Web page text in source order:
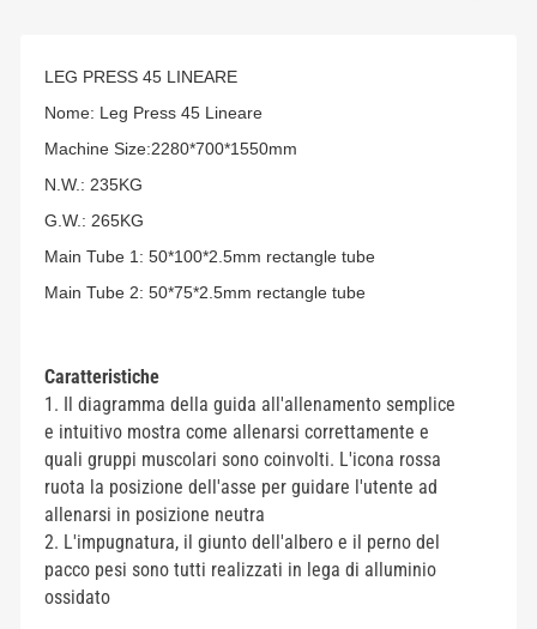
LEG PRESS 45 LINEARE
Nome: Leg Press 45 Lineare
Machine Size:2280*700*1550mm
N.W.: 235KG
G.W.: 265KG
Main Tube 1: 50*100*2.5mm rectangle tube
Main Tube 2: 50*75*2.5mm rectangle tube
Caratteristiche
1. Il diagramma della guida all'allenamento semplice
e intuitivo mostra come allenarsi correttamente e
quali gruppi muscolari sono coinvolti. L'icona rossa
ruota la posizione dell'asse per guidare l'utente ad
allenarsi in posizione neutra
2. L'impugnatura, il giunto dell'albero e il perno del
pacco pesi sono tutti realizzati in lega di alluminio
ossidato